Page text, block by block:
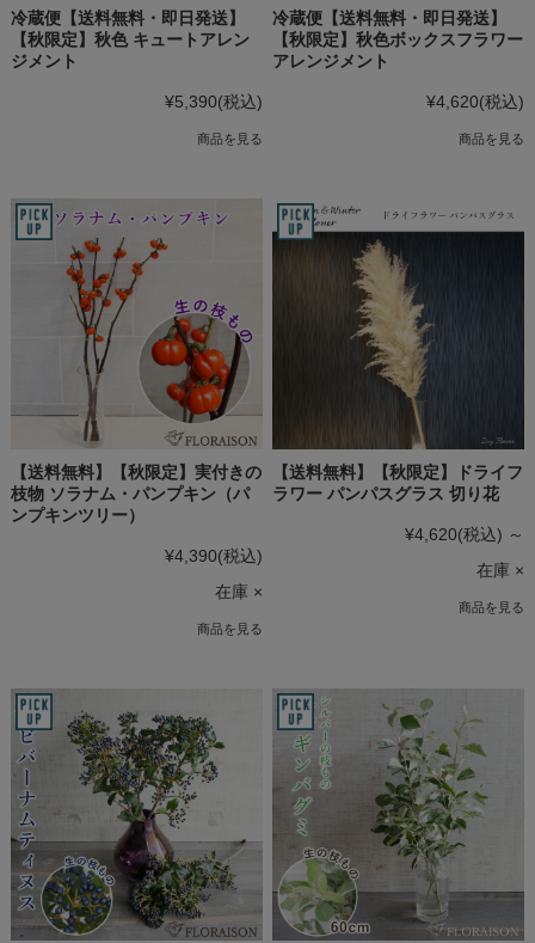
冷蔵便【送料無料・即日発送】
【秋限定】秋色 キュートアレン
ジメント
¥5,390(税込)
商品を見る
冷蔵便【送料無料・即日発送】
【秋限定】秋色ボックスフラワー
アレンジメント
¥4,620(税込)
商品を見る
【送料無料】【秋限定】実付きの
枝物 ソラナム・パンプキン（パ
ンプキンツリー）
¥4,390(税込)
在庫 ×
商品を見る
【送料無料】【秋限定】ドライフ
ラワー パンパスグラス 切り花
¥4,620(税込) ～
在庫 ×
商品を見る